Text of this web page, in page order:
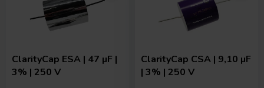
ClarityCap ESA | 47 µF |
3% | 250 V
ClarityCap CSA | 9,10 µF
| 3% | 250 V